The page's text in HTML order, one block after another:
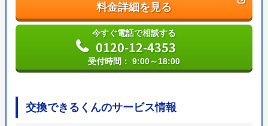
管工事施工管理技士 建築士
コーディネーター
福祉住環境
コーディネーター
ハウスラボホーム がおすすめの理由
料金詳細を見る
今すぐ電話で相談する
0120-12-4353
受付時間： 9:00～18:00
交換できるくんのサービス情報